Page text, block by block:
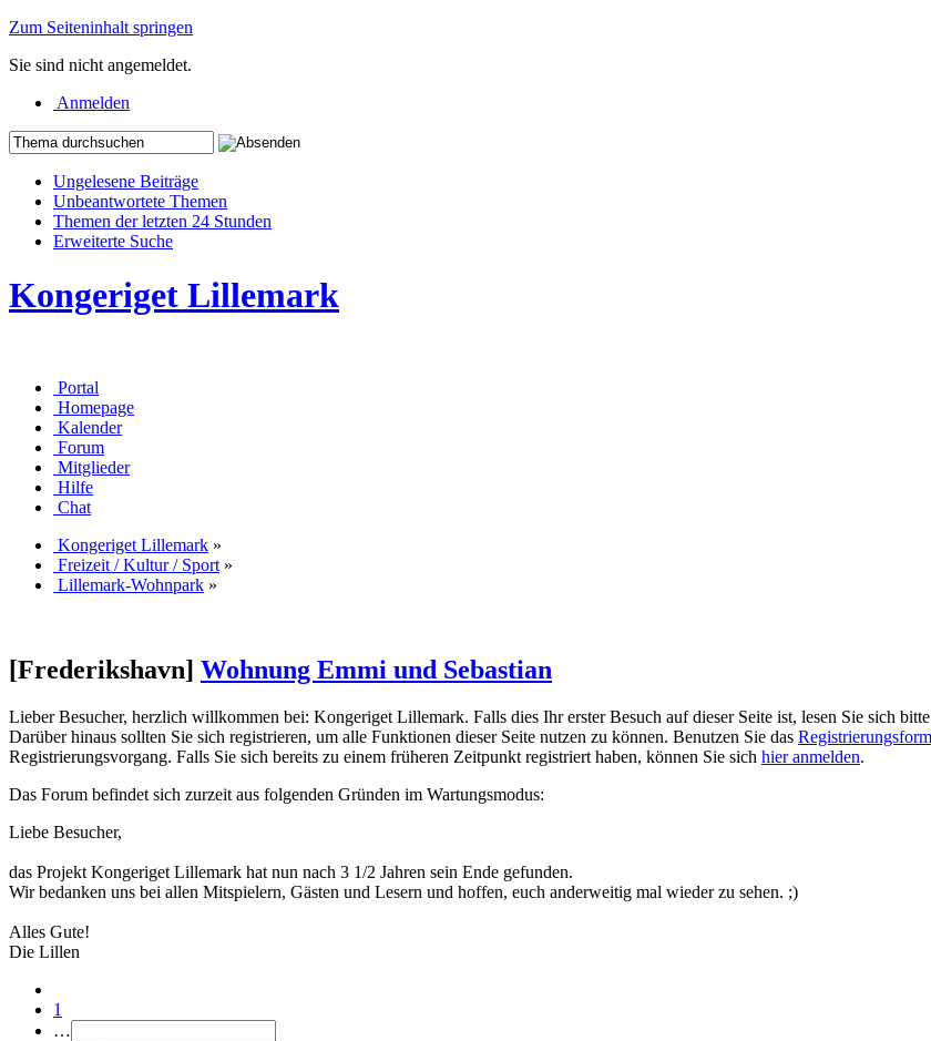
Zum Seiteninhalt springen
Sie sind nicht angemeldet.
Anmelden
Ungelesene Beiträge
Unbeantwortete Themen
Themen der letzten 24 Stunden
Erweiterte Suche
Kongeriget Lillemark
Portal
Homepage
Kalender
Forum
Mitglieder
Hilfe
Chat
Kongeriget Lillemark »
Freizeit / Kultur / Sport »
Lillemark-Wohnpark »
[Frederikshavn] Wohnung Emmi und Sebastian
Lieber Besucher, herzlich willkommen bei: Kongeriget Lillemark. Falls dies Ihr erster Besuch auf dieser Seite ist, lesen Sie sich
Darüber hinaus sollten Sie sich registrieren, um alle Funktionen dieser Seite nutzen zu können. Benutzen Sie das
Registrierungsvorgang. Falls Sie sich bereits zu einem früheren Zeitpunkt registriert haben, können Sie sich hier anmelden.
Das Forum befindet sich zurzeit aus folgenden Gründen im Wartungsmodus:
Liebe Besucher,
das Projekt Kongeriget Lillemark hat nun nach 3 1/2 Jahren sein Ende gefunden.
Wir bedanken uns bei allen Mitspielern, Gästen und Lesern und hoffen, euch anderweitig mal wieder zu sehen. ;)
Alles Gute!
Die Lillen
1
…